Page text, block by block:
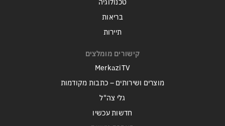
טכנולוגיה
בריאות
תיירות
קישורים מומלצים
MerkaziTV
מוצרים ושירותים – כתבות מקודמות
גלי צה"ל
חדשות עכשיו